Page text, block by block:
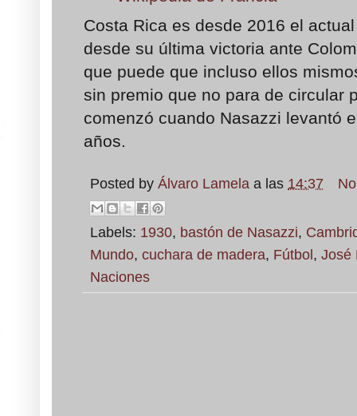
Costa Rica es desde 2016 el
desde su última victoria ante
que puede que incluso ellos
sin premio que no para de circular
comenzó cuando Nasazzi levantó
años.
Posted by Álvaro Lamela a las 14:37
Labels: 1930, bastón de Nasazzi,
Mundo, cuchara de madera, Fútbol, José
Naciones